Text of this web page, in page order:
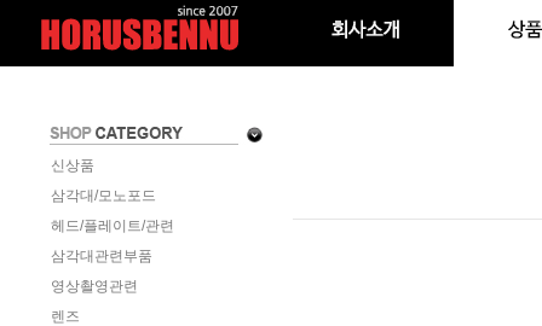
신상품
삼각대/모노포드
헤드/플레이트/관련
삼각대관련부품
영상촬영관련
렌즈